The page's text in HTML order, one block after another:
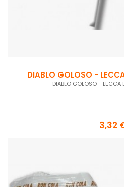
DIABLO GOLOSO -
DIABLO GOLOSO -
3,32